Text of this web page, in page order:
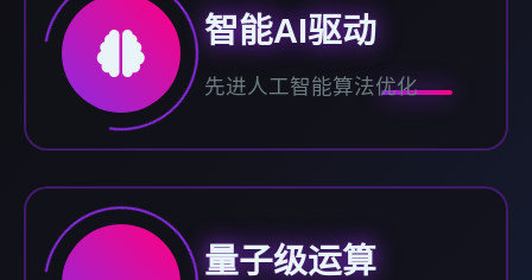
智能AI驱动
先进人工智能算法优化
量子级运算